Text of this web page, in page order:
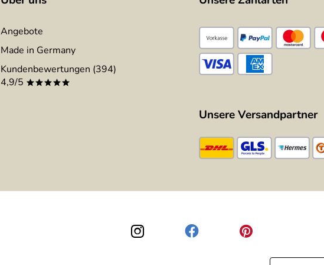
Angebote
Made in Germany
Kundenbewertungen (394)
4,9/5 *****
Unsere Versandpartner